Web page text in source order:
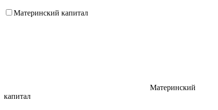
Материнский капитал
Материнский
капитал